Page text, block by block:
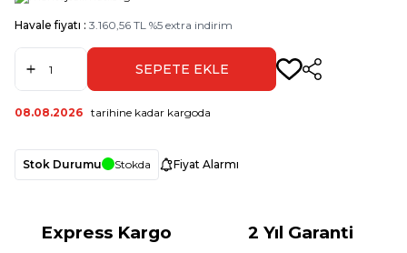
Havale fiyatı : 3.160,56 TL %5 extra indirim
SEPETE EKLE Paylaş
08.08.2026 tarihine kadar kargoda
Stok Durumu Stokda Fiyat Alarmı
Express Kargo 2 Yıl Garanti